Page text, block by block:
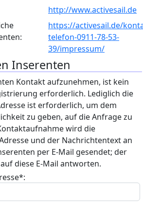
http://www.activesail.de
https://activesail.de/
telefon-0911-78-53-
39/impressum/
Inserenten
Kontakt aufzunehmen, ist kein
erforderlich. Lediglich die
ist erforderlich, um dem
zu geben, auf die Anfrage zu
wird die
und der Nachrichtentext an
per E-Mail gesendet; der
diese E-Mail antworten.